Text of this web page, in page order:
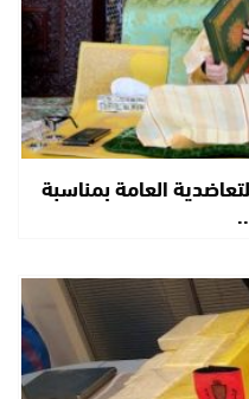
العامة بمناسبة